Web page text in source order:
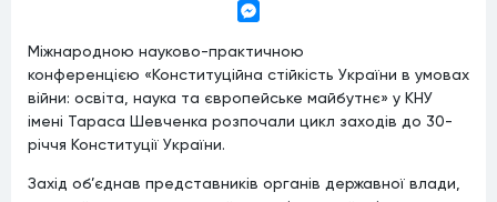
Viber
Міжнародною науково-практичною
конференцією «Конституційна стійкість України в умовах
війни: освіта, наука та європейське майбутнє» у КНУ
імені Тараса Шевченка розпочали цикл заходів до 30-
річчя Конституції України.
Захід об’єднав представників органів державної влади,